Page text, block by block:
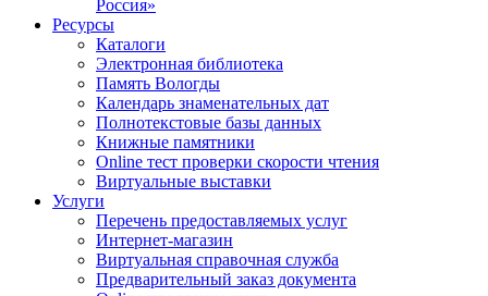
Россия»
Ресурсы
Каталоги
Электронная библиотека
Память Вологды
Календарь знаменательных дат
Полнотекстовые базы данных
Книжные памятники
Online тест проверки скорости чтения
Виртуальные выставки
Услуги
Перечень предоставляемых услуг
Интернет-магазин
Виртуальная справочная служба
Предварительный заказ документа